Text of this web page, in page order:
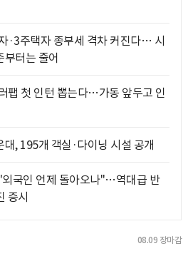
·3주택자 종부세 격차 커진다… 시
터는 줄어
팹 첫 인턴 뽑는다…가동 앞두고 인
대, 195개 객실·다이닝 시설 공개
국인 언제 돌아오나"…역대급 반
증시
08.09 장마감